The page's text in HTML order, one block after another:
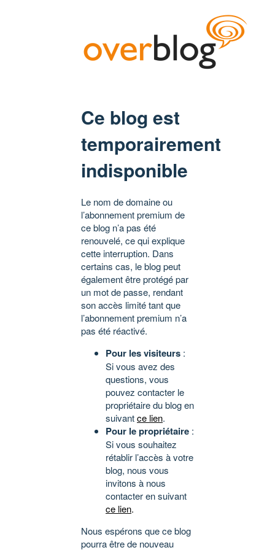
Ce blog est
temporairement
indisponible
Le nom de domaine ou
l’abonnement premium de
ce blog n’a pas été
renouvelé, ce qui explique
cette interruption. Dans
certains cas, le blog peut
également être protégé par
un mot de passe, rendant
son accès limité tant que
l’abonnement premium n’a
pas été réactivé.
Pour les visiteurs :
Si vous avez des
questions, vous
pouvez contacter le
propriétaire du blog en
suivantce lien.
Pour le propriétaire :
Si vous souhaitez
rétablir l’accès à votre
blog, nous vous
invitons à nous
contacter en suivant
ce lien.
Nous espérons que ce blog
pourra être de nouveau